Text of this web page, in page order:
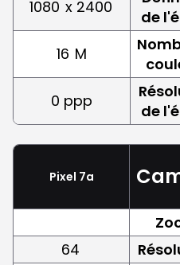
1080 x 2400
de
16 M
0 ppp
de
Pixel 7a
64